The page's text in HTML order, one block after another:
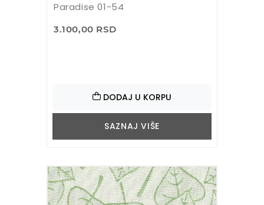
Paradise 01-54
3.100,00 RSD
DODAJ U KORPU
SAZNAJ VIŠE